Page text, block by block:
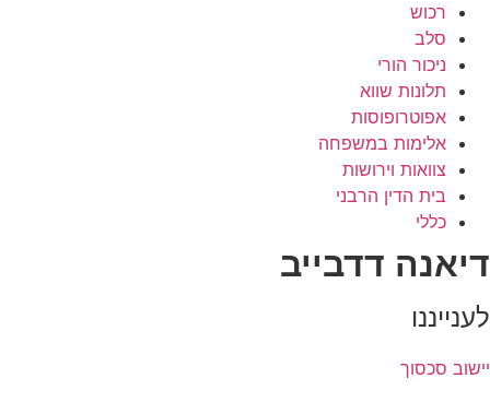
רכוש
סלב
ניכור הורי
תלונות שווא
אפוטרופוסות
אלימות במשפחה
צוואות וירושות
בית הדין הרבני
כללי
דיאנה דדבייב
לענייננו
יישוב סכסוך